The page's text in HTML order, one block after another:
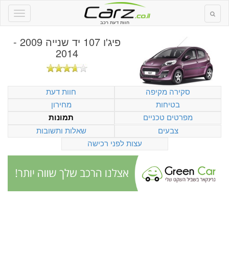
חוות דעת רכב
פיג'ו 107 יד שנייה 2009 -
2014
סקירה מקיפה
חוות דעת
בטיחות
מחירון
מפרטים טכניים
תמונות
צבעים
שאלות ותשובות
עצות לפני רכישה